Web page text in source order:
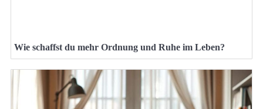
Wie schaffst du mehr Ordnung und Ruhe im Leben?